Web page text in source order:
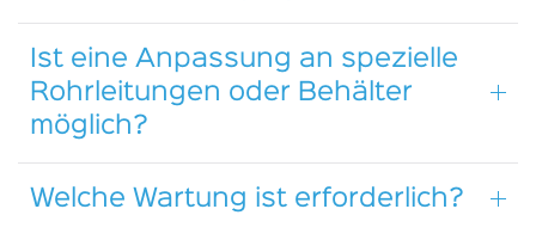
Ist eine Anpassung an spezielle
Rohrleitungen oder Behälter
möglich?
Welche Wartung ist erforderlich?